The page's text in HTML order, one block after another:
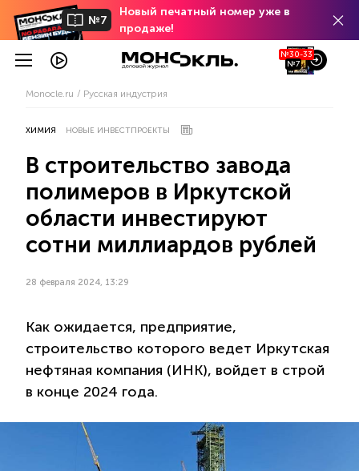
№7
Новый печатный номер уже в
продаже!
№30-33
№7
Monocle.ru Русская индустрия
ХИМИЯ НОВЫЕ ИНВЕСТПРОЕКТЫ
В строительство завода
полимеров в Иркутской
области инвестируют
сотни миллиардов рублей
28 февраля 2024, 13:29
Как ожидается, предприятие,
строительство которого ведет Иркутская
нефтяная компания (ИНК), войдет в строй
в конце 2024 года.